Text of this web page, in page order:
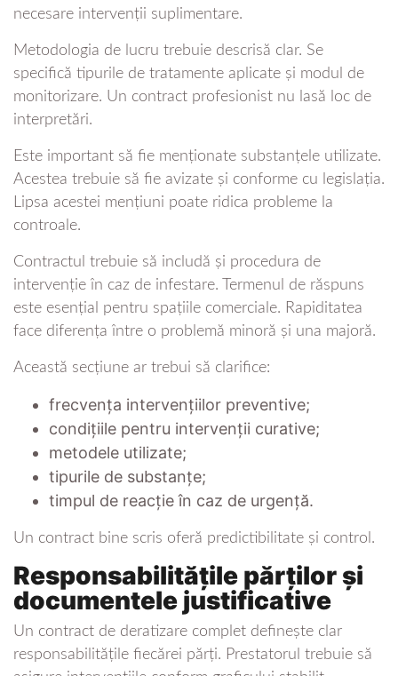
necesare intervenții suplimentare.
Metodologia de lucru trebuie descrisă clar. Se
specifică tipurile de tratamente aplicate și modul de
monitorizare. Un contract profesionist nu lasă loc de
interpretări.
Este important să fie menționate substanțele utilizate.
Acestea trebuie să fie avizate și conforme cu legislația.
Lipsa acestei mențiuni poate ridica probleme la
controale.
Contractul trebuie să includă și procedura de
intervenție în caz de infestare. Termenul de răspuns
este esențial pentru spațiile comerciale. Rapiditatea
face diferența între o problemă minoră și una majoră.
Această secțiune ar trebui să clarifice:
frecvența intervențiilor preventive;
condițiile pentru intervenții curative;
metodele utilizate;
tipurile de substanțe;
timpul de reacție în caz de urgență.
Un contract bine scris oferă predictibilitate și control.
Responsabilitățile părților și
documentele justificative
Un contract de deratizare complet definește clar
responsabilitățile fiecărei părți. Prestatorul trebuie să